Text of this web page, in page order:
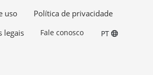
uso
Política de privacidade
legais
Fale conosco PT